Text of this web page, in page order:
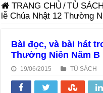
TRANG CHỦ /TỦ SÁCH
lễ Chúa Nhật 12 Thường
Bài đọc, và bài hát
Thường Niên Năm B
19/06/2015 TỦ SÁCH